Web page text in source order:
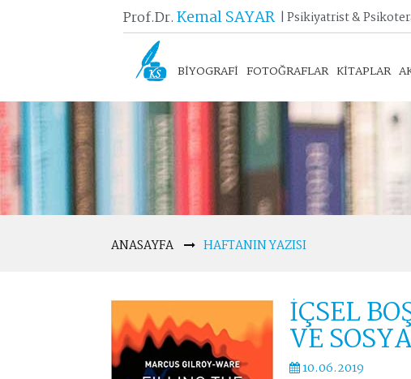
Prof.Dr.Kemal SAYAR | Psikiyatrist &
BİYOGRAFİ FOTOĞRAFLAR KİTAPLAR
ANASAYFA HAFTANIN YAZISI
İÇSEL
VE
10.06.2019